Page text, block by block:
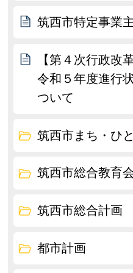
筑西市特定事業
【第４次行政改
令和５年度進行
ついて
筑西市まち・ひ
筑西市総合教育
筑西市総合計画
都市計画